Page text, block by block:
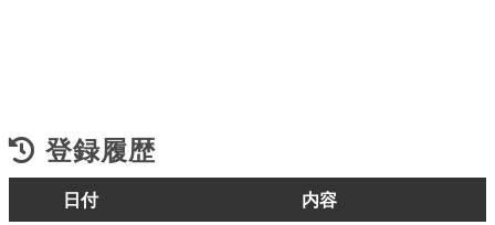
登録履歴
日付 内容